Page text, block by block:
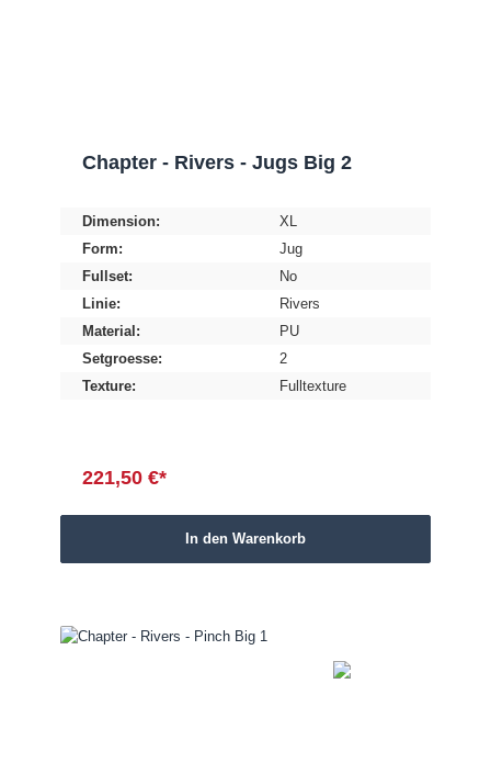
Chapter - Rivers - Jugs Big 2
Dimension:
XL
Form:
Jug
Fullset:
No
Linie:
Rivers
Material:
PU
Setgroesse:
2
Texture:
Fulltexture
221,50 €*
In den Warenkorb